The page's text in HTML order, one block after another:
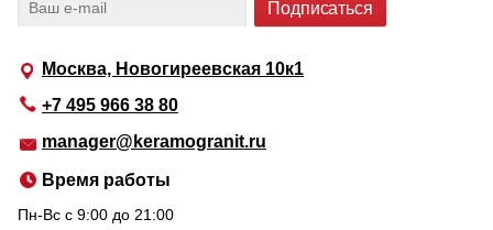
Москва, Новогиреевская 10к1
+7 495 966 38 80
manager@keramogranit.ru
Время работы
Пн-Вс c 9:00 до 21:00